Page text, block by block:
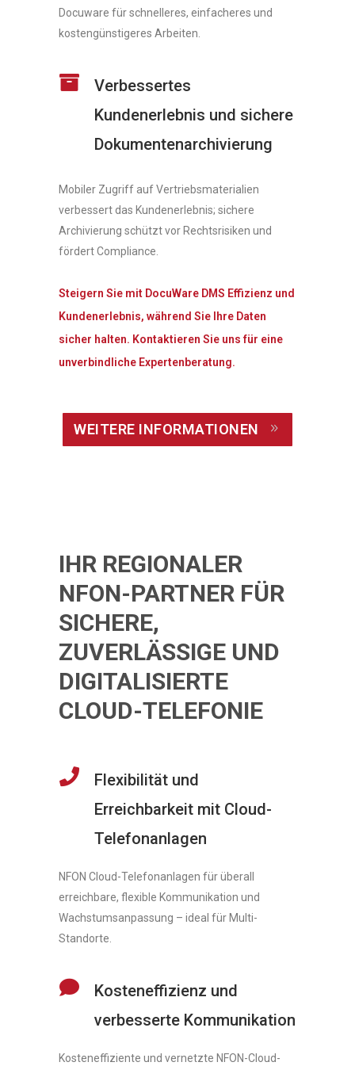
Docuware für schnelleres, einfacheres und
kostengünstigeres Arbeiten.
Verbessertes
Kundenerlebnis und sichere
Dokumentenarchivierung
Mobiler Zugriff auf Vertriebsmaterialien
verbessert das Kundenerlebnis; sichere
Archivierung schützt vor Rechtsrisiken und
fördert Compliance.
Steigern Sie mit DocuWare DMS Effizienz und
Kundenerlebnis, während Sie Ihre Daten
sicher halten. Kontaktieren Sie uns für eine
unverbindliche Expertenberatung.
WEITERE INFORMATIONEN
IHR REGIONALER
NFON-PARTNER FÜR
SICHERE,
ZUVERLÄSSIGE UND
DIGITALISIERTE
CLOUD-TELEFONIE
Flexibilität und
Erreichbarkeit mit Cloud-
Telefonanlagen
NFON Cloud-Telefonanlagen für überall
erreichbare, flexible Kommunikation und
Wachstumsanpassung – ideal für Multi-
Standorte.
Kosteneffizienz und
verbesserte Kommunikation
Kosteneffiziente und vernetzte NFON-Cloud-